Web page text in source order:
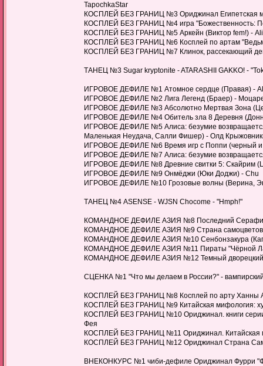
TapochkaStar
КОСПЛЕЙ БЕЗ ГРАНИЦ №3 Ориджинал Египетская
КОСПЛЕЙ БЕЗ ГРАНИЦ №4 игра "Божественность:
КОСПЛЕЙ БЕЗ ГРАНИЦ №5 Аркейн (Виктор fem!) -
КОСПЛЕЙ БЕЗ ГРАНИЦ №6 Косплей по артам
КОСПЛЕЙ БЕЗ ГРАНИЦ №7 Клинок, рассекающий
ТАНЕЦ №3 Sugar kryptonite - ATARASHII GAKKO! -
ИГРОВОЕ ДЕФИЛЕ №1 Атомное сердце (Правая) -
ИГРОВОЕ ДЕФИЛЕ №2 Лига Легенд (Браер) -
ИГРОВОЕ ДЕФИЛЕ №3 Абсолютно Мертвая Зона
ИГРОВОЕ ДЕФИЛЕ №4 Обитель зла 8 Деревня
ИГРОВОЕ ДЕФИЛЕ №5 Алиса: безумие
Маленькая Неудача, Салли Фишер) - Олд
ИГРОВОЕ ДЕФИЛЕ №6 Время игр с Поппи (черный и
ИГРОВОЕ ДЕФИЛЕ №7 Алиса: безумие
ИГРОВОЕ ДЕФИЛЕ №8 Древние свитки 5: Скайрим
ИГРОВОЕ ДЕФИЛЕ №9 Онмёджи (Юки Доджи) - Chu
ИГРОВОЕ ДЕФИЛЕ №10 Грозовые волны (Верина,
ТАНЕЦ №4 ASENSE - WJSN Chocome - "Hmph!"
КОМАНДНОЕ ДЕФИЛЕ АЗИЯ №8 Последний Серафим
КОМАНДНОЕ ДЕФИЛЕ АЗИЯ №9 Страна самоцветов
КОМАНДНОЕ ДЕФИЛЕ АЗИЯ №10 Сенбонзакура
КОМАНДНОЕ ДЕФИЛЕ АЗИЯ №11 Пираты "Чёрной
КОМАНДНОЕ ДЕФИЛЕ АЗИЯ №12 Темный дворецкий
СЦЕНКА №1 "Что мы делаем в России?" - вампирский
КОСПЛЕЙ БЕЗ ГРАНИЦ №8 Косплей по арту Ханны
КОСПЛЕЙ БЕЗ ГРАНИЦ №9 Китайская мифология:
КОСПЛЕЙ БЕЗ ГРАНИЦ №10 Ориджинал. книги серии
Фея
КОСПЛЕЙ БЕЗ ГРАНИЦ №11 Ориджинал. Китайская
КОСПЛЕЙ БЕЗ ГРАНИЦ №12 Ориджинал Страна
ВНЕКОНКУРС №1 чиби-дефиле Ориджинал Фурри